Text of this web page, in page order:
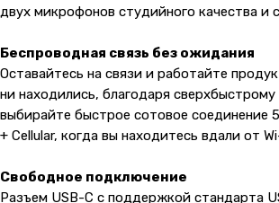
двух микрофонов студийного качества и
Беспроводная связь без ожидания
Оставайтесь на связи и работайте
ни находились, благодаря сверхбыстрому
выбирайте быстрое сотовое соединение
+ Cellular, когда вы находитесь вдали от
Свободное подключение
Разъем USB-C с поддержкой стандарта